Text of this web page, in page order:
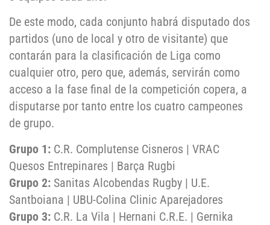
De este modo, cada conjunto habrá disputado dos
partidos (uno de local y otro de visitante) que
contarán para la clasificación de Liga como
cualquier otro, pero que, además, servirán como
acceso a la fase final de la competición copera, a
disputarse por tanto entre los cuatro campeones
de grupo.
Grupo 1: C.R. Complutense Cisneros | VRAC
Quesos Entrepinares | Barça Rugbi
Grupo 2: Sanitas Alcobendas Rugby | U.E.
Santboiana | UBU-Colina Clinic Aparejadores
Grupo 3: C.R. La Vila | Hernani C.R.E. | Gernika